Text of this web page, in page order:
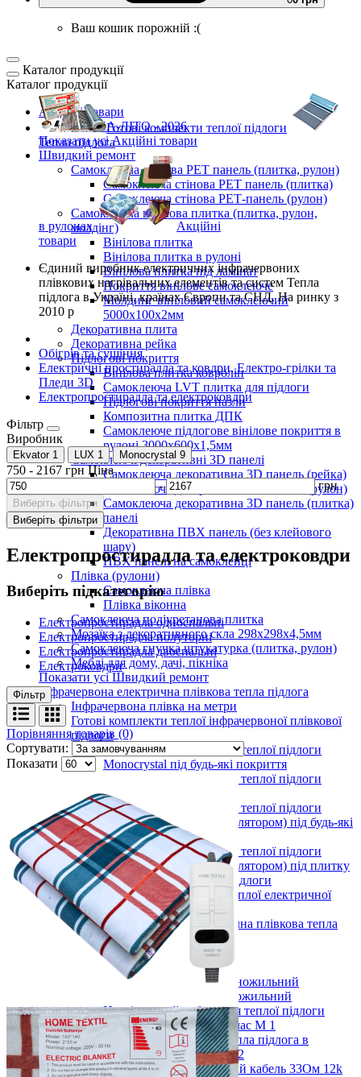
Ваш кошик порожній :(
Каталог продукції
Каталог продукції
Акційні товари
ВЕСНА-ЛІТО - 2026
Показати усі Акційні товари
Швидкий ремонт
Самоклеюча стінова PET панель (плитка, рулон)
Самоклеюча стінова PET панель (плитка)
Самоклеюча стінова РЕТ-панель (рулон)
Самоклеюча вінілова плитка (плитка, рулон,
молдінг)
Вінілова плитка
Вінілова плитка в рулоні
Вінілова плитка під ламінат
Покриття вінілове самоклеюче
Молдинг вініловий самоклеючий
5000х100х2мм
Декоративна плита
Декоративна рейка
Підлогові покриття
Вінілова плитка ковролін
Самоклеюча LVT плитка для підлоги
Підлогові покриття пазли
Композитна плитка ДПК
Самоклеюче підлогове вінілове покриття в
рулоні 3000х600х1,5мм
Самоклеючі декоративні 3D панелі
Самоклеюча декоративна 3D панель (рейка)
Самоклеюча декоративна 3D панель (рулон)
Самоклеюча декоративна 3D панель (плитка)
ПВХ панелі
Декоративна ПВХ панель (без клейового
шару)
ПВХ панелі на самоклейці
Плівка (рулони)
Самоклеюча плівка
Плівка віконна
Самоклеюча поліуретанова плитка
Мозаїка з декоративного скла 298х298х4,5мм
Самоклеюча гнучка штукатурка (плитка, рулон)
Меблі для дому, дачі, пікніка
Показати усі Швидкий ремонт
Інфрачервона електрична плівкова тепла підлога
Інфрачервона плівка на метри
Готові комплекти теплої інфрачервоної плівкової
підлоги
Комплекти для монтажу теплої підлоги
Monocrystal під будь-які покриття
Комплекти для монтажу теплої підлоги
Monocrystal під плитку
Комплекти для монтажу теплої підлоги
Monocrystal (з терморегулятором) під будь-які
покриття
Комплекти для монтажу теплої підлоги
Monocrystal (з терморегулятором) під плитку
Терморегулятори для теплої підлоги
Комплектуючі для монтажу теплої електричної
підлоги
Показати усі Інфрачервона електрична плівкова тепла
підлога
Кабельні системи опалення
Нагрівальні кабелі
Нагрівальний кабель одножильний
Нагрівальний кабель двожильний
Нагрівальний кабель для теплої підлоги
(тонкий). Під плитку. Клас М 1
Кабельна електрична тепла підлога в
бетонну стяжку Клас М 2
Вуглецевий нагрівальний кабель 33Ом 12k
Готові комплекти теплої підлоги
Тепла підлога
в рулонах
Акційні
товари
Єдиний виробникелектричних інфрачервоних
плівкових нагрівальних елементів та систем Тепла
підлога в Україні, країнах Європи та СНД.На ринку з
2010 р
Обігрів та сушіння
Електричні простирадла та ковдри, Електро-грілки та
Пледи 3D
Електропростирадла та електроковдри
Фільтр
Виробник
Ekvator 1 LUX 1 Monocrystal 9
750 - 2167 грнЦіна
-
грн
Виберіть фільтри
Виберіть фільтри
Електропростирадла та електроковдри
Виберіть підкатегорію
Електропростирадла односпальні
Електропростирадла полуторні
Електропростирадла двоспальні
Електроковдри
Фільтр
Порівняння товарів (0)
Сортувати:
Показати